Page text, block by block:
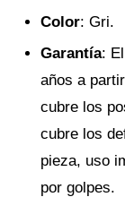
Color: Gri.
Garantía:
años a
cubre los
cubre los
pieza, uso
por golpes.